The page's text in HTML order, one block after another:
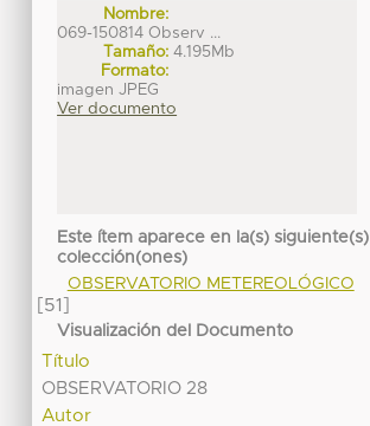
Nombre:
069-150814 Observ ...
Tamaño: 4.195Mb
Formato:
imagen JPEG
Ver documento
Este ítem aparece en la(s) siguiente(s)
colección(ones)
OBSERVATORIO METEREOLÓGICO
[51]
Visualización del Documento
Título
OBSERVATORIO 28
Autor